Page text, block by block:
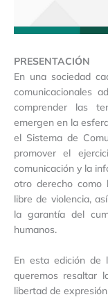
PRESENTACIÓN
En una sociedad
comunicacionales
comprender las
emergen en la
el Sistema de
promover el
comunicación y la
otro derecho como
libre de violencia,
la garantía del
humanos.
En esta edición de
queremos resaltar
libertad de